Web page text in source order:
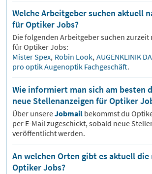
Welche Arbeitgeber suchen aktuell
für Optiker Jobs?
Die folgenden Arbeitgeber suchen zurzeit
fürOptikerJobs:
Mister Spex, Robin Look, AUGENKLINIK
pro optik Augenoptik Fachgeschäft.
Wie informiert man sich am besten
neue Stellenanzeigen für Optiker
Über unsereJobmail bekommst du
per E-Mail zugeschickt, sobald neue
veröffentlicht werden.
An welchen Orten gibt es aktuell die
Optiker Jobs?